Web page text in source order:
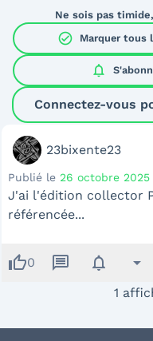
Ne sois pas timide,
check_circle Marquer tous
notifications
Connectez-vous
23bixente23
Publié le 26 octobre 2025
J'ai l'édition collector
référencée...
thumb_up0 message notifications arrow_drop_down
1